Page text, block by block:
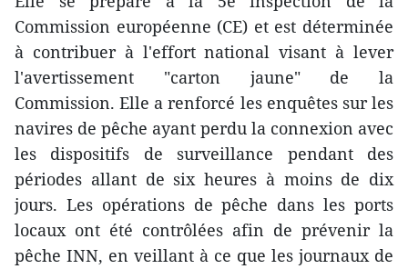
Commission européenne (CE) et est déterminée
à contribuer à l'effort national visant à lever
l'avertissement "carton jaune" de la
Commission. Elle a renforcé les enquêtes sur les
navires de pêche ayant perdu la connexion avec
les dispositifs de surveillance pendant des
périodes allant de six heures à moins de dix
jours. Les opérations de pêche dans les ports
locaux ont été contrôlées afin de prévenir la
pêche INN, en veillant à ce que les journaux de